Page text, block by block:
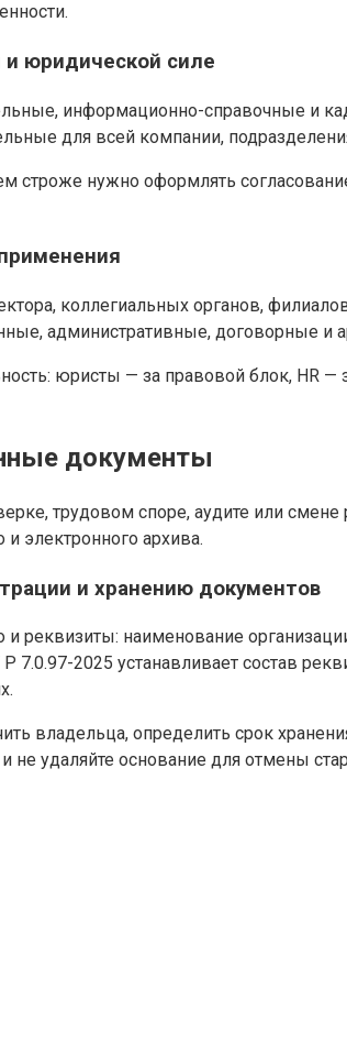
и юридической силе
информационно-справочные и
для всей компании,
строже нужно оформлять
коллегиальных органов,
административные, договорные и
юристы — за правовой блок,
документы
трудовом споре, аудите или смене
электронного архива.
и хранению документов
реквизиты: наименование
7.0.97-2025 устанавливает состав
владельца, определить срок
не удаляйте основание для отмены